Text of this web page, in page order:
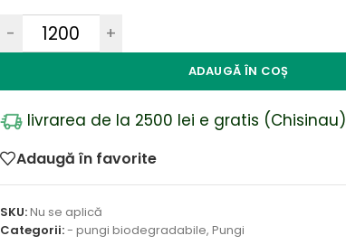
- +
ADAUGĂ ÎN COȘ
livrarea de la 2500 lei e gratis (Chisinau)
Adaugă în favorite
SKU:Nu se aplică
Categorii:- pungi biodegradabile, Pungi